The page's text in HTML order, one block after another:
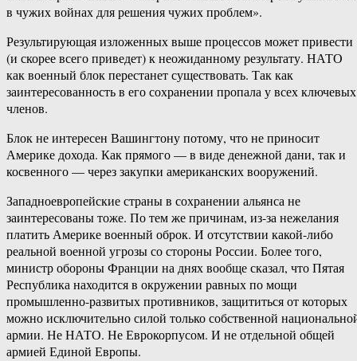
в чужих войнах для решения чужих проблем».
Результирующая изложенных выше процессов может привести
(и скорее всего приведет) к неожиданному результату. НАТО
как военный блок перестанет существовать. Так как
заинтересованность в его сохранении пропала у всех ключевых
членов.
Блок не интересен Вашингтону потому, что не приносит
Америке дохода. Как прямого — в виде денежной дани, так и
косвенного — через закупки американских вооружений.
Западноевропейские страны в сохранении альянса не
заинтересованы тоже. По тем же причинам, из-за нежелания
платить Америке военный оброк. И отсутствии какой-либо
реальной военной угрозы со стороны России. Более того,
министр обороны Франции на днях вообще сказал, что Пятая
Республика находится в окружении равных по мощи
промышленно-развитых противников, защититься от которых
можно исключительно силой только собственной
армии. Не НАТО. Не Еврокорпусом. И не отдельной общей
армией Единой Европы.